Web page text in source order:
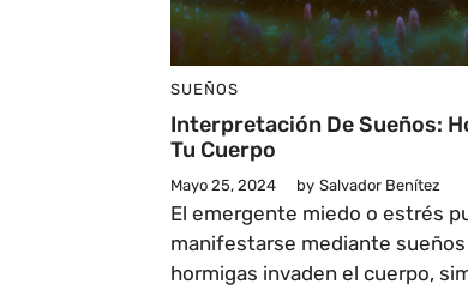
SUEÑOS
Interpretación De Sueños:
Tu Cuerpo
Mayo 25, 2024 by Salvador Benítez
El emergente miedo o estrés
manifestarse mediante
hormigas invaden el cuerpo,